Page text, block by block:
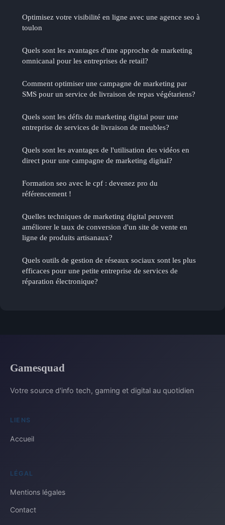
Optimisez votre visibilité en ligne avec une agence seo à
toulon
Quels sont les avantages d'une approche de marketing
omnicanal pour les entreprises de retail?
Comment optimiser une campagne de marketing par
SMS pour un service de livraison de repas végétariens?
Quels sont les défis du marketing digital pour une
entreprise de services de livraison de meubles?
Quels sont les avantages de l'utilisation des vidéos en
direct pour une campagne de marketing digital?
Formation seo avec le cpf : devenez pro du
référencement !
Quelles techniques de marketing digital peuvent
améliorer le taux de conversion d'un site de vente en
ligne de produits artisanaux?
Quels outils de gestion de réseaux sociaux sont les plus
efficaces pour une petite entreprise de services de
réparation électronique?
Gamesquad
Votre source d'info tech, gaming et digital au quotidien
LIENS
Accueil
LÉGAL
Mentions légales
Contact